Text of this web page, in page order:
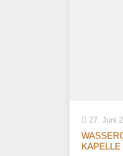
27. Juni
KAPELLE